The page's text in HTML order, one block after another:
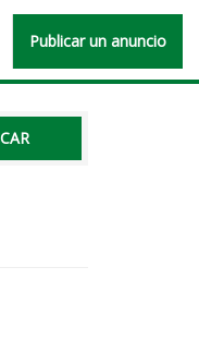
Publicar un anuncio